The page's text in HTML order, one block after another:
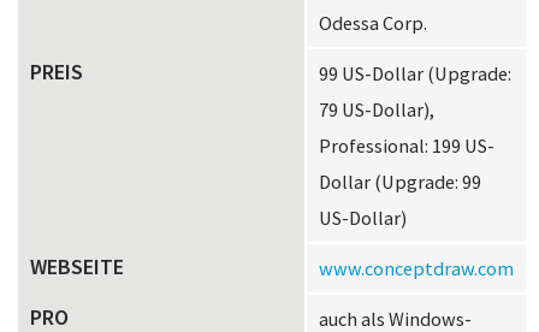
Odessa Corp.
PREIS
99 US-Dollar (Upgrade:
79 US-Dollar),
Professional: 199 US-
Dollar (Upgrade: 99
US-Dollar)
WEBSEITE www.conceptdraw.com
PRO
auch als Windows-